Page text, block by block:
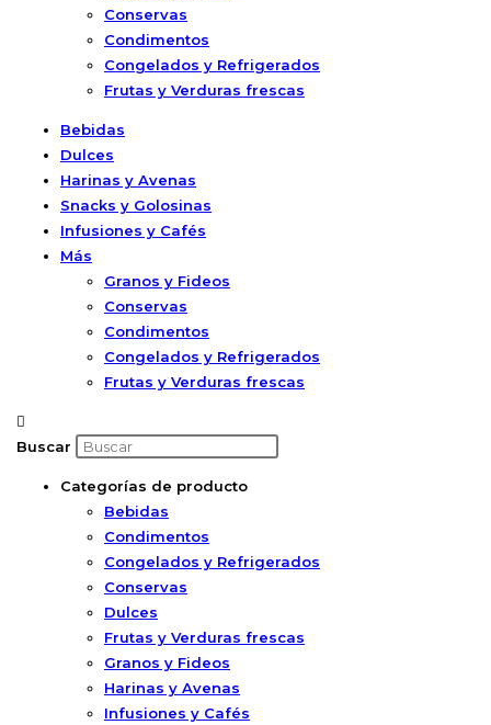
Conservas
Condimentos
Congelados y Refrigerados
Frutas y Verduras frescas
Bebidas
Dulces
Harinas y Avenas
Snacks y Golosinas
Infusiones y Cafés
Más
Granos y Fideos
Conservas
Condimentos
Congelados y Refrigerados
Frutas y Verduras frescas
Buscar
Categorías de producto
Bebidas
Condimentos
Congelados y Refrigerados
Conservas
Dulces
Frutas y Verduras frescas
Granos y Fideos
Harinas y Avenas
Infusiones y Cafés